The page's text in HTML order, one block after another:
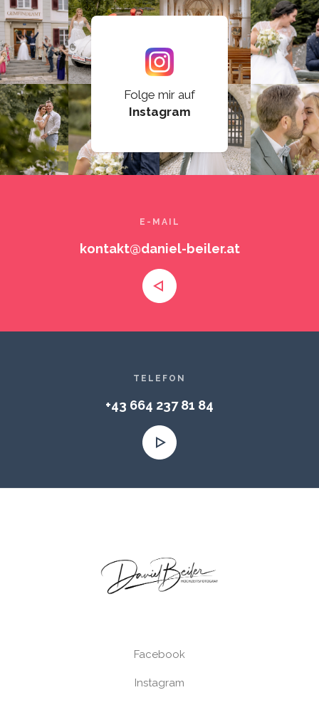
Folge mir auf
Instagram
E-MAIL
kontakt@daniel-beiler.at
TELEFON
+43 664 237 81 84
Facebook
Instagram